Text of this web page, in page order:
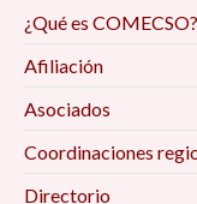
¿Qué es COMECSO?
Afiliación
Asociados
Coordinaciones
Directorio